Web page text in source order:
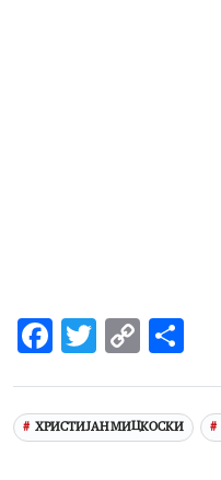
Facebook
Twitter
Copy
ХРИСТИЈАН МИЦКОСКИ